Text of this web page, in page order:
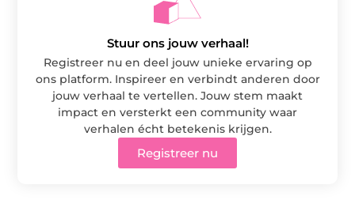
Stuur ons jouw verhaal!
Registreer nu en deel jouw unieke ervaring op
ons platform. Inspireer en verbindt anderen door
jouw verhaal te vertellen. Jouw stem maakt
impact en versterkt een community waar
verhalen écht betekenis krijgen.
Registreer nu